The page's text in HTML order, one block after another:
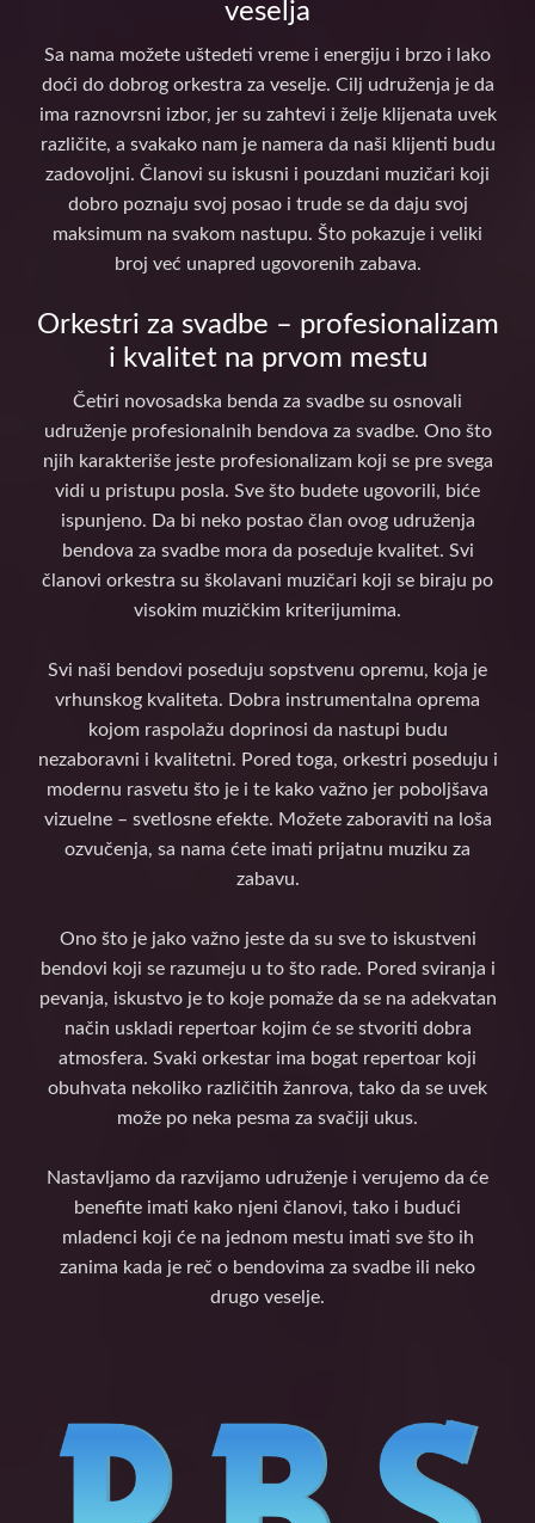
veselja
Sa nama možete uštedeti vreme i energiju i brzo i lako
doći do dobrog orkestra za veselje. Cilj udruženja je da
ima raznovrsni izbor, jer su zahtevi i želje klijenata uvek
različite, a svakako nam je namera da naši klijenti budu
zadovoljni. Članovi su iskusni i pouzdani muzičari koji
dobro poznaju svoj posao i trude se da daju svoj
maksimum na svakom nastupu. Što pokazuje i veliki
broj već unapred ugovorenih zabava.
Orkestri za svadbe – profesionalizam
i kvalitet na prvom mestu
Četiri novosadska benda za svadbe su osnovali
udruženje profesionalnih bendova za svadbe. Ono što
njih karakteriše jeste profesionalizam koji se pre svega
vidi u pristupu posla. Sve što budete ugovorili, biće
ispunjeno. Da bi neko postao član ovog udruženja
bendova za svadbe mora da poseduje kvalitet. Svi
članovi orkestra su školavani muzičari koji se biraju po
visokim muzičkim kriterijumima.
Svi naši bendovi poseduju sopstvenu opremu, koja je
vrhunskog kvaliteta. Dobra instrumentalna oprema
kojom raspolažu doprinosi da nastupi budu
nezaboravni i kvalitetni. Pored toga, orkestri poseduju i
modernu rasvetu što je i te kako važno jer poboljšava
vizuelne – svetlosne efekte. Možete zaboraviti na loša
ozvučenja, sa nama ćete imati prijatnu muziku za
zabavu.
Ono što je jako važno jeste da su sve to iskustveni
bendovi koji se razumeju u to što rade. Pored sviranja i
pevanja, iskustvo je to koje pomaže da se na adekvatan
način uskladi repertoar kojim će se stvoriti dobra
atmosfera. Svaki orkestar ima bogat repertoar koji
obuhvata nekoliko različitih žanrova, tako da se uvek
može po neka pesma za svačiji ukus.
Nastavljamo da razvijamo udruženje i verujemo da će
benefite imati kako njeni članovi, tako i budući
mladenci koji će na jednom mestu imati sve što ih
zanima kada je reč o bendovima za svadbe ili neko
drugo veselje.